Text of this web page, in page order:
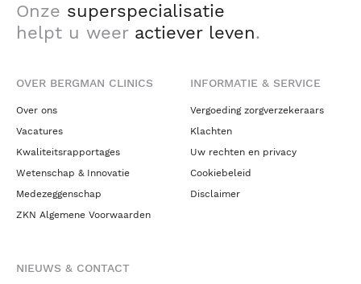
Onze superspecialisatie
helpt u weer actiever leven.
OVER BERGMAN CLINICS
Over ons
Vacatures
Kwaliteitsrapportages
Wetenschap & Innovatie
Medezeggenschap
ZKN Algemene Voorwaarden
INFORMATIE & SERVICE
Vergoeding zorgverzekeraars
Klachten
Uw rechten en privacy
Cookiebeleid
Disclaimer
NIEUWS & CONTACT